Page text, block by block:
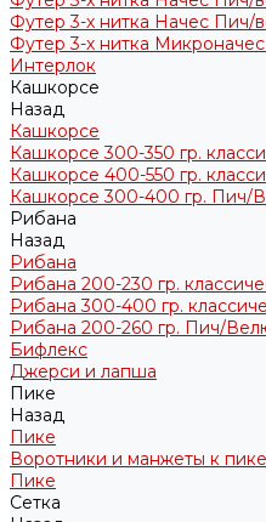
Футер 3-х нитка Начес Пич/
Футер 3-х нитка
Интерлок
Кашкорсе
Назад
Кашкорсе
Кашкорсе 300-350 гр.
Кашкорсе 400-550 гр.
Кашкорсе 300-400 гр. Пич/
Рибана
Назад
Рибана
Рибана 200-230 гр.
Рибана 300-400 гр.
Рибана 200-260 гр. Пич/
Бифлекс
Джерси и лапша
Пике
Назад
Пике
Воротники и манжеты к пике
Пике
Сетка